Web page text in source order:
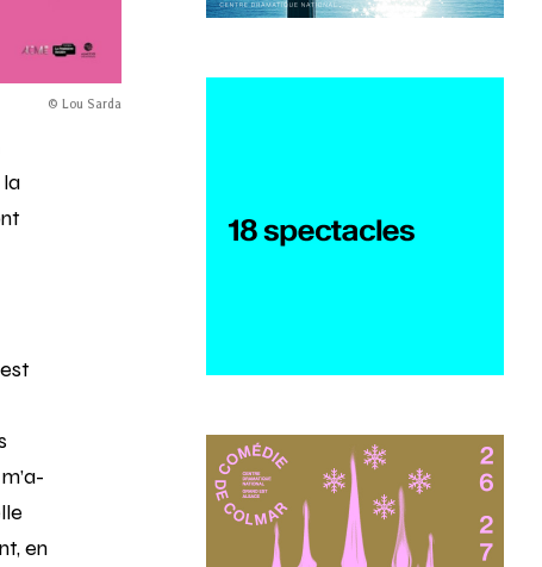
© Lou Sarda
en